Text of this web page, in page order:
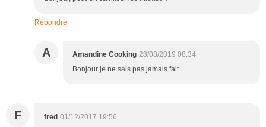
Répondre
A Amandine Cooking 28/08/2019 08:34
Bonjour je ne sais pas jamais fait.
F fred 01/12/2017 19:56